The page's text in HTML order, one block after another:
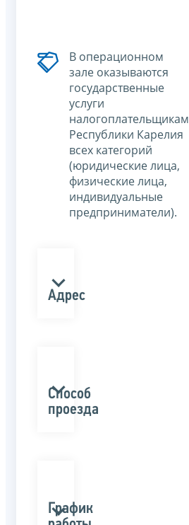
В операционном
зале оказываются
государственные
услуги
налогоплательщикам
Республики Карелия
всех категорий
(юридические лица,
физические лица,
индивидуальные
предприниматели).
Адрес
Способ
проезда
График